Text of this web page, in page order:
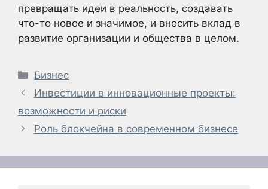
превращать идеи в реальность, создавать
что-то новое и значимое, и вносить вклад в
развитие организации и общества в целом.
Рубрики
Бизнес
Инвестиции в инновационные проекты:
возможности и риски
Роль блокчейна в современном бизнесе